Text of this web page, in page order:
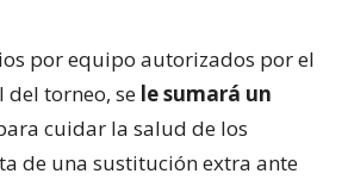
por equipo autorizados por el
torneo, se le sumará un
cuidar la salud de los
de una sustitución extra ante